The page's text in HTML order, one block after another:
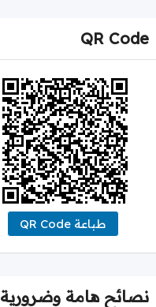
QR Code
طباعة QR Code
نصائح هامة وضرورية